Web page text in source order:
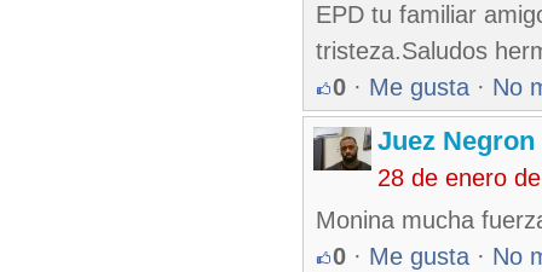
EPD tu familiar
tristeza.Saludos
0 · Me gusta · No
Juez Negron
28 de enero
Monina mucha
0 · Me gusta · No